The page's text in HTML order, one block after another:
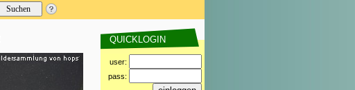
QUICKLOGIN
user:
pass: